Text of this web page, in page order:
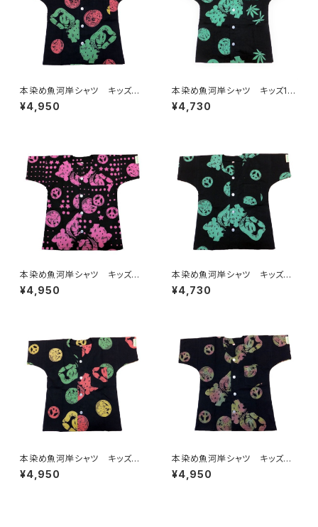
本染め魚河岸シャツ キッズ用1
00サイズ 認定証付き 木綿
晒 獅子柄 黒×ラスタ 子供
津 浜通り 港町
¥4,950
本染め魚河岸シャツ キッズ10
0サイズ 認定証付き 木綿
晒 麻の葉柄 黒×ミント 子
いちシャツ 焼津 浜通り 港
町
¥4,730
本染め魚河岸シャツ キッズ用1
00サイズ 認定証付き 木綿
晒 星柄入り豆絞り 黒×ピン
シャツ 濱いちシャツ 焼津
浜通り 港町
¥4,950
本染め魚河岸シャツ キッズ用1
00サイズ 認定証付き 木綿
晒 平和柄 黒×ミント 子供
いちシャツ 焼津 浜通り 港
町
¥4,730
本染め魚河岸シャツ キッズ用1
00サイズ 認定証付き 木綿
晒 平和柄 黒×ラスタ 子供
¥4,950
本染め魚河岸シャツ キッズ用1
00サイズ 認定証付き 木綿
晒 平和柄 黒×迷彩カモ 子
¥4,950